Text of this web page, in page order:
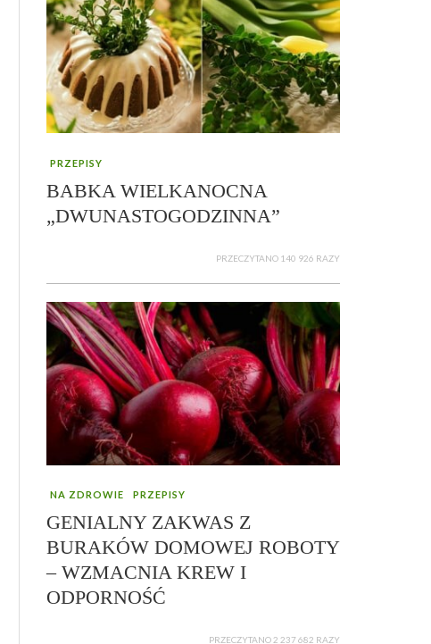
PRZEPISY
BABKA WIELKANOCNA
„DWUNASTOGODZINNA”
PRZECZYTANO 140 926 RAZY
NA ZDROWIE PRZEPISY
GENIALNY ZAKWAS Z
BURAKÓW DOMOWEJ ROBOTY
– WZMACNIA KREW I
ODPORNOŚĆ
PRZECZYTANO 2 237 682 RAZY